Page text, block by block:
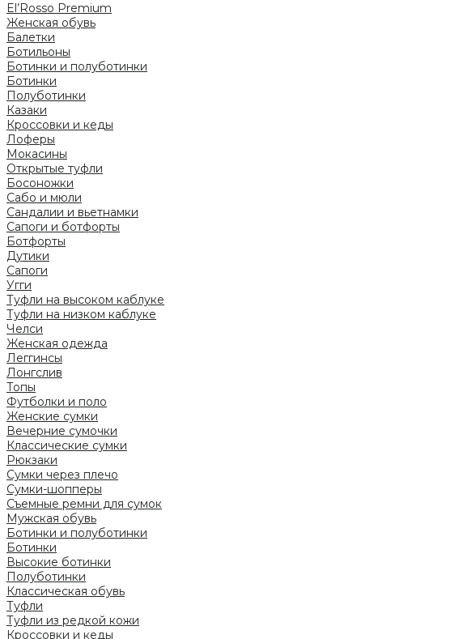
El’Rosso Premium
Женская обувь
Балетки
Ботильоны
Ботинки и полуботинки
Ботинки
Полуботинки
Казаки
Кроссовки и кеды
Лоферы
Мокасины
Открытые туфли
Босоножки
Сабо и мюли
Сандалии и вьетнамки
Сапоги и ботфорты
Ботфорты
Дутики
Сапоги
Угги
Туфли на высоком каблуке
Туфли на низком каблуке
Челси
Женская одежда
Леггинсы
Лонгслив
Топы
Футболки и поло
Женские сумки
Вечерние сумочки
Классические сумки
Рюкзаки
Сумки через плечо
Сумки-шопперы
Съемные ремни для сумок
Мужская обувь
Ботинки и полуботинки
Ботинки
Высокие ботинки
Полуботинки
Классическая обувь
Туфли
Туфли из редкой кожи
Кроссовки и кеды